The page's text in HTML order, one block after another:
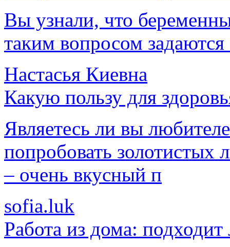
Вы узнали, что
таким вопросом
Настасья Киевна
Какую пользу для
Являетесь ли вы
попробовать золотистых
– очень вкусный п
sofia.luk
Работа из дома: подходит